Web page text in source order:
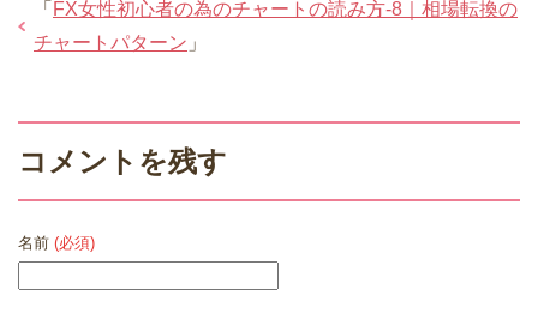
「 FX女性初心者の為のチャートの読み方-8｜相場転換の
チャートパターン 」
コメントを残す
名前 (必須)